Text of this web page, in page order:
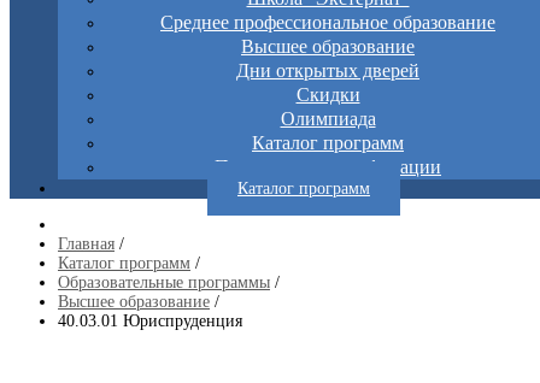
Среднее профессиональное образование
Высшее образование
Дни открытых дверей
Скидки
Олимпиада
Каталог программ
Повышение квалификации
Каталог программ
Главная /
Каталог программ /
Образовательные программы /
Высшее образование /
40.03.01 Юриспруденция